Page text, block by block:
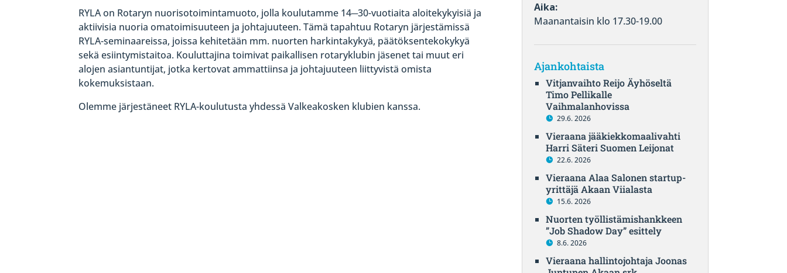
RYLA on Rotaryn nuorisotoimintamuoto, jolla koulutamme 14─30-vuotiaita aloitekykyisiä ja
aktiivisia nuoria omatoimisuuteen ja johtajuuteen. Tämä tapahtuu Rotaryn järjestämissä
RYLA-seminaareissa, joissa kehitetään mm. nuorten harkintakykyä, päätöksentekokykyä
sekä esiintymistaitoa. Kouluttajina toimivat paikallisen rotaryklubin jäsenet tai muut eri
alojen asiantuntijat, jotka kertovat ammattiinsa ja johtajuuteen liittyvistä omista
kokemuksistaan.
Olemme järjestäneet RYLA-koulutusta yhdessä Valkeakosken klubien kanssa.
Aika:
Maanantaisin klo 17.30-19.00
Ajankohtaista
Vitjanvaihto Reijo Äyhöseltä
Timo Pellikalle
Vaihmalanhovissa
29.6. 2026
Vieraana jääkiekkomaalivahti
Harri Säteri Suomen Leijonat
22.6. 2026
Vieraana Alaa Salonen startup-
yrittäjä Akaan Viialasta
15.6. 2026
Nuorten työllistämishankkeen
”Job Shadow Day” esittely
8.6. 2026
Vieraana hallintojohtaja Joonas